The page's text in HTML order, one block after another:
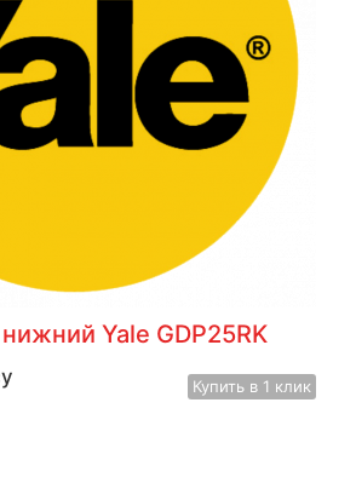
Yale GDP25RK
Купить в 1 клик